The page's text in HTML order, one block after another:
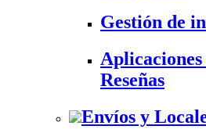
Gestión de
Reseñas
Envíos y